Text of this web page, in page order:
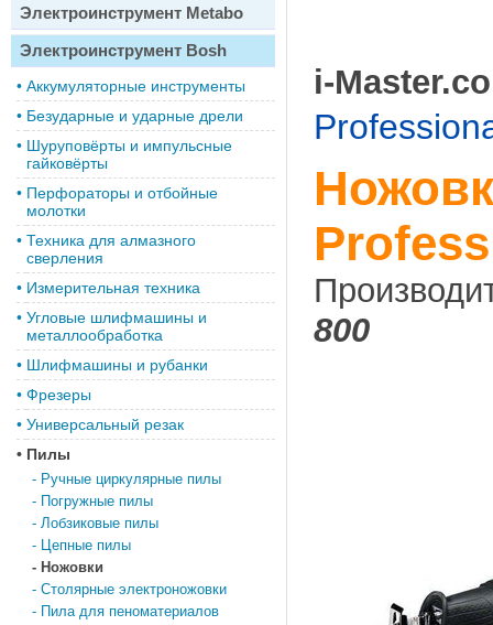
Электроинструмент Metabo
Электроинструмент Bosh
• Аккумуляторные инструменты
• Безударные и ударные дрели
• Шуруповёрты и импульсные
гайковёрты
• Перфораторы и отбойные
молотки
• Техника для алмазного
сверления
• Измерительная техника
• Угловые шлифмашины и
металлообработка
• Шлифмашины и рубанки
• Фрезеры
• Универсальный резак
• Пилы
- Ручные циркулярные пилы
- Погружные пилы
- Лобзиковые пилы
- Цепные пилы
- Ножовки
- Столярные электроножовки
- Пила для пеноматериалов
i-
800